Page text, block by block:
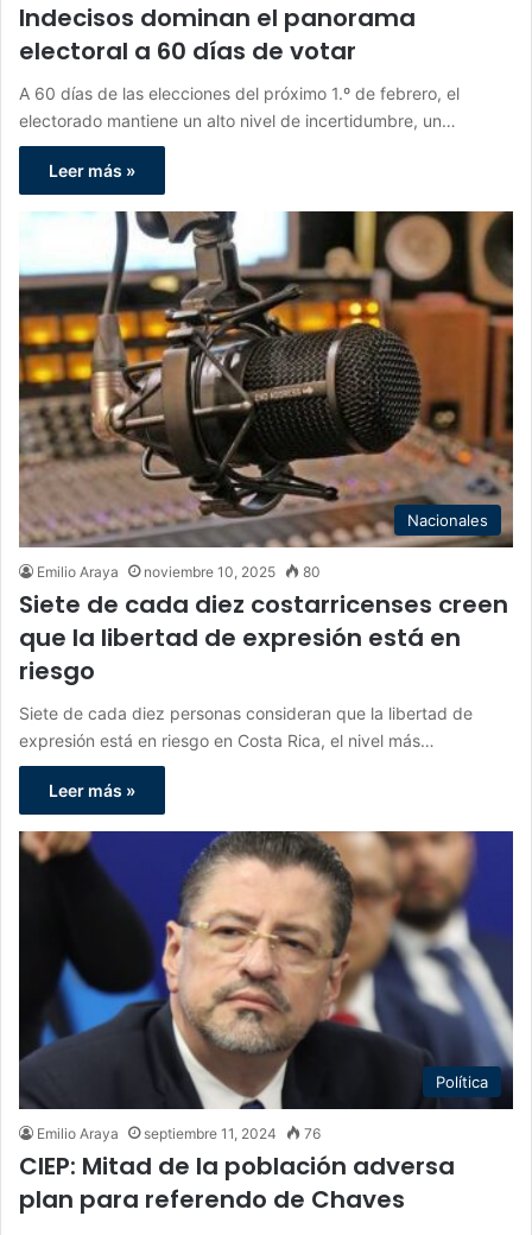
Indecisos dominan el panorama
electoral a 60 días de votar
A 60 días de las elecciones del próximo 1.º de febrero, el
electorado mantiene un alto nivel de incertidumbre, un…
Leer más »
Nacionales
Emilio Araya noviembre 10, 2025 80
Siete de cada diez costarricenses creen
que la libertad de expresión está en
riesgo
Siete de cada diez personas consideran que la libertad de
expresión está en riesgo en Costa Rica, el nivel más…
Leer más »
Política
Emilio Araya septiembre 11, 2024 76
CIEP: Mitad de la población adversa
plan para referendo de Chaves